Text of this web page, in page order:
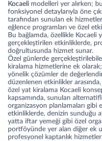
Kocaeli modelleri yer alırken;
fonksiyonel detaylarıyla öne
tarafından sunulan ek
eğlence programları ve özel
Bu bağlamda, özellikle Kocaeli
gerçekleştirilen etkinliklerde,
doğrultusunda hizmet sunar.
Özel günlerde
kiralama hizmetlerine ek
yönelik çözümler de
düzenlenen etkinlikler
özel yat kiralama Kocaeli
kapsamında, sunulan
organizasyon planlamaları gibi
etkinliklerde, denizin sunduğu
yatta iftar yemeği gibi özel
portföyünde yer alan diğer ek
profesyonel kaptanlık